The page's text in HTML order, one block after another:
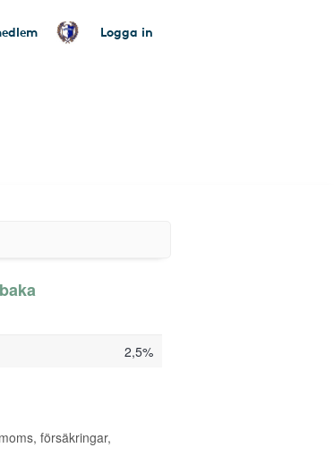
Logga in
2,5%
försäkringar,